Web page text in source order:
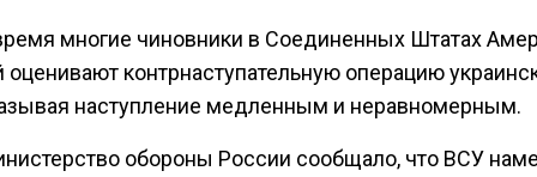
многие чиновники в Соединенных Штатах
оценивают контрнаступательную операцию
наступление медленным и неравномерным.
обороны России сообщало, что ВСУ